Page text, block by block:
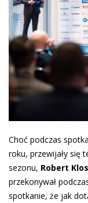
Choć podczas
roku, przewijały się
sezonu, Robert Klos
przekonywał
spotkanie, że jak